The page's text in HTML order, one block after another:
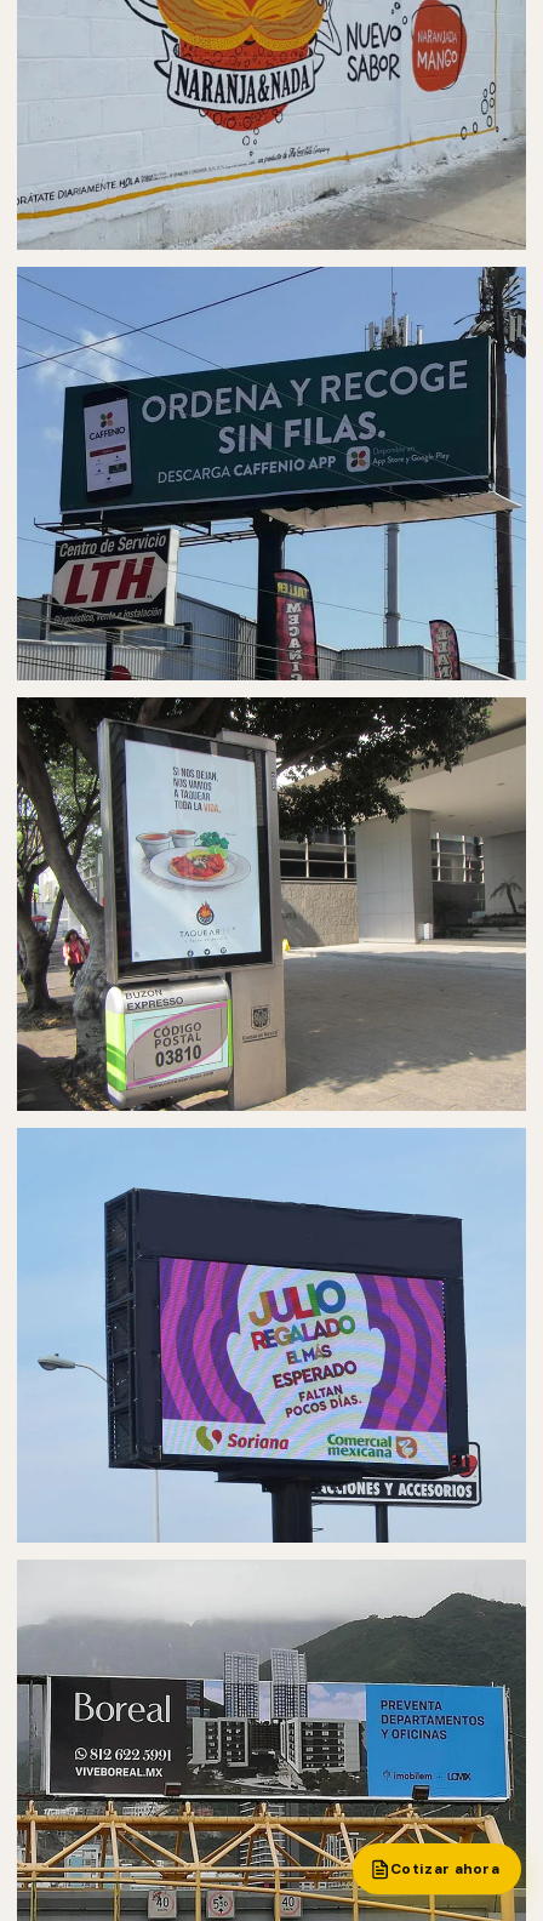
PUBLICIDAD EN BARDAS
BARDAS PUBLICITARIAS EN AGUASCALIENTES
PUBLICIDAD EN PANORÁMICOS
ESPECTACULARES EN AGUASCALIENTES
MUPIS/PARABUSES EN AGUASCALIENTES
PUBLICIDAD EN PANTALLAS DIGITALES
PANTALLAS DIGITALES EN AGUASCALIENTES
Cotizar ahora